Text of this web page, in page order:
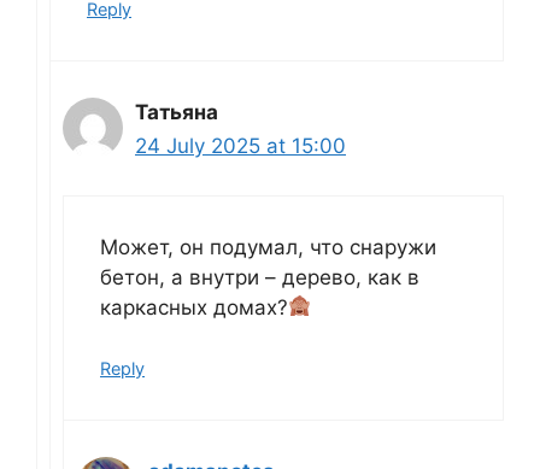
Reply
Татьяна
24 July 2025 at 15:00
Может, он подумал, что снаружи
бетон, а внутри – дерево, как в
каркасных домах?
Reply